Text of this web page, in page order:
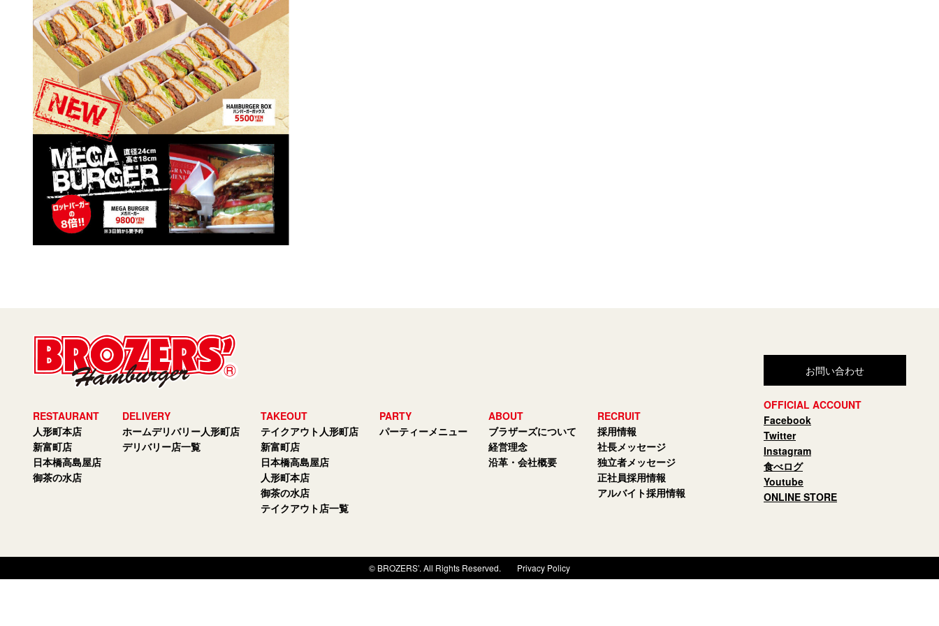
RESTAURANT
人形町本店
新富町店
日本橋高島屋店
御茶の水店
DELIVERY
ホームデリバリー人形町店
デリバリー店一覧
TAKEOUT
テイクアウト人形町店
新富町店
日本橋高島屋店
人形町本店
御茶の水店
テイクアウト店一覧
PARTY
パーティーメニュー
ABOUT
ブラザーズについて
経営理念
沿革・会社概要
RECRUIT
採用情報
社長メッセージ
独立者メッセージ
正社員採用情報
アルバイト採用情報
お問い合わせ
OFFICIAL ACCOUNT
Facebook
Twitter
Instagram
食べログ
Youtube
ONLINE STORE
© BROZERS’. All Rights Reserved. Privacy Policy